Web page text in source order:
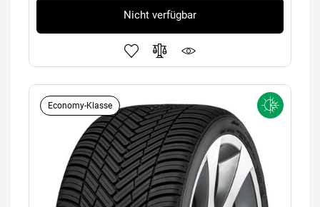
Nicht verfügbar
Economy-Klasse